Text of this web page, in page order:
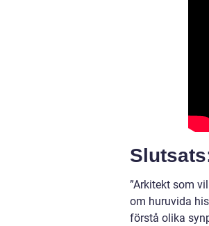
”Arkitekt som
om huruvida
förstå olika